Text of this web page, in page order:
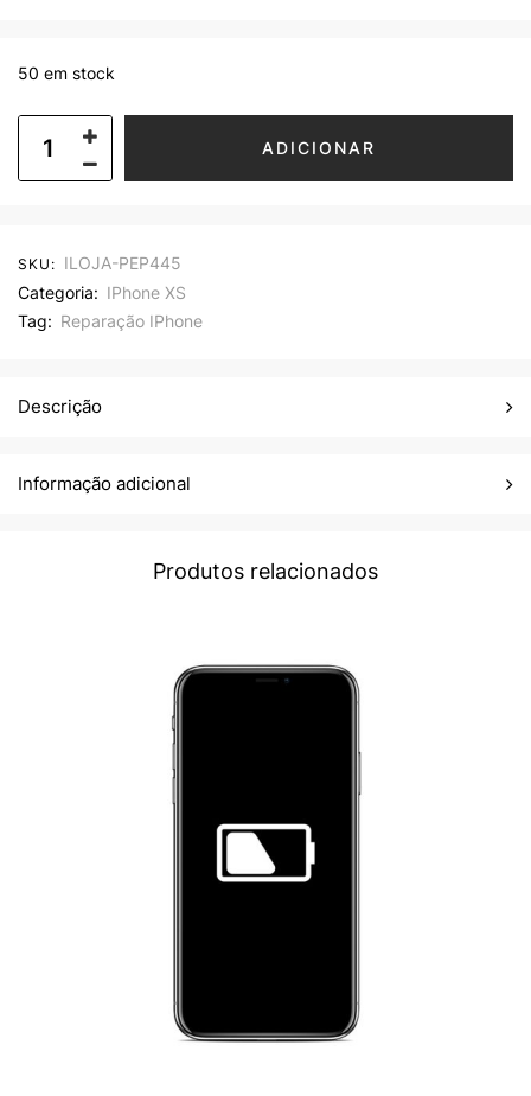
50 em stock
ADICIONAR
SKU: ILOJA-PEP445
Categoria: IPhone XS
Tag: Reparação IPhone
Descrição
Informação adicional
Produtos relacionados